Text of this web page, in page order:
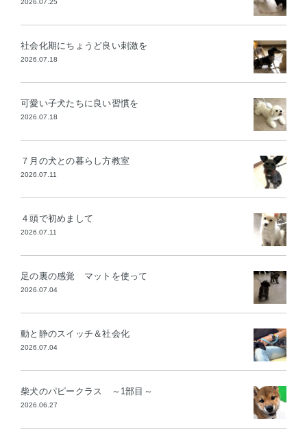
2026.07.25
社会化期にちょうど良い刺激を
2026.07.18
可愛い子犬たちに良い習慣を
2026.07.18
７月の犬との暮らし方教室
2026.07.11
４頭で初めまして
2026.07.11
足の裏の感覚 マットを使って
2026.07.04
動と静のスイッチ＆社会化
2026.07.04
柴犬のパピークラス ～1部目～
2026.06.27